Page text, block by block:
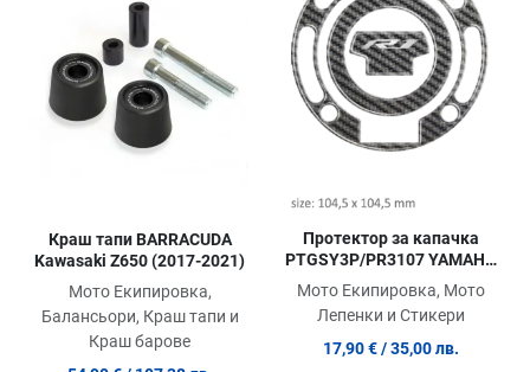
Сравни продукт
Quick View
Краш тапи BARRACUDA
Kawasaki Z650 (2017-2021)
Мото Екипировка,
Балансьори, Краш тапи и
Краш барове
Протектор за капачка
PTGSY3P/PR3107 YAMAHA
Мото Екипировка, Мото
Лепенки и Стикери
17,90 € / 35,00 лв.